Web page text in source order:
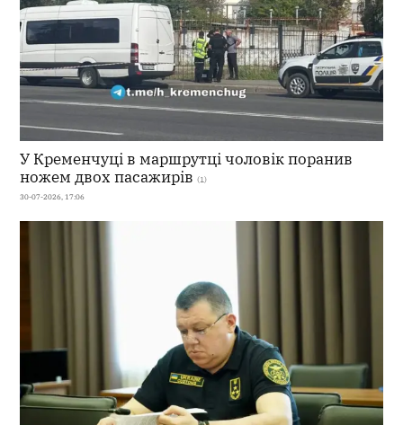
У Кременчуці в маршрутці чоловік поранив
ножем двох пасажирів (1)
30-07-2026, 17:06